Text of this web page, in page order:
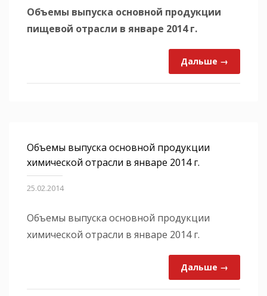
Объемы выпуска основной продукции
пищевой отрасли в январе 2014 г.
Дальше →
Объемы выпуска основной продукции
химической отрасли в январе 2014 г.
25.02.2014
Объемы выпуска основной продукции
химической отрасли в январе 2014 г.
Дальше →